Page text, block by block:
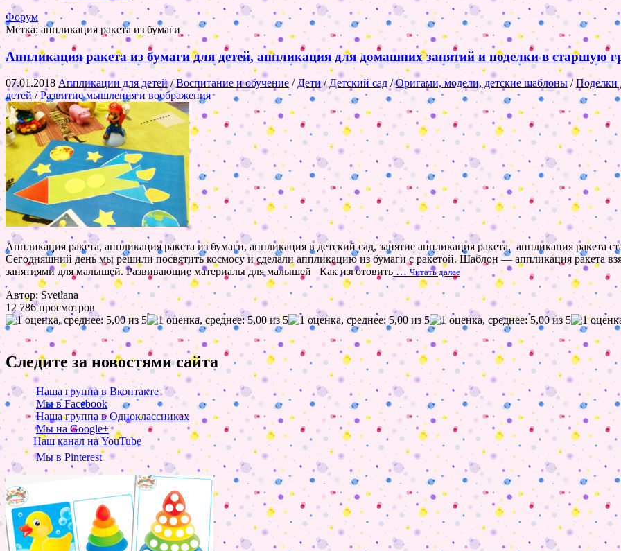
Форум
Метка: аппликация ракета из бумаги
Аппликация ракета из бумаги для детей, аппликация для домашних занятий и поделки в старшую
07.01.2018 Аппликации для детей/Воспитание и обучение /Дети/Детский сад /Оригами, модели, детские шаблоны /Поделки
детей/Развитие мышления и воображения
Аппликация ракета, аппликация ракета из бумаги, аппликация в детский сад, занятие аппликация ракета, аппликация ракета
Сегодняшний день мы решили посвятить космосу и сделали аппликацию из бумаги с ракетой. Шаблон — аппликация ракета
занятиями для малышей. Развивающие материалы для малышей Как изготовить … Читать далее
Автор: Svetlana
12 786 просмотров
Следите за новостями сайта
Наша группа в Вконтакте
Мы в Facebook
Наша группа в Одноклассниках
Мы на Google+
Наш канал на YouTube
Мы в Pinterest